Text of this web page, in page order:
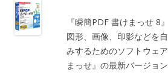
『瞬簡PDF 書けまっせ 8
図形、画像、印影などを
みするためのソフトウェ
まっせ』の最新バージョン